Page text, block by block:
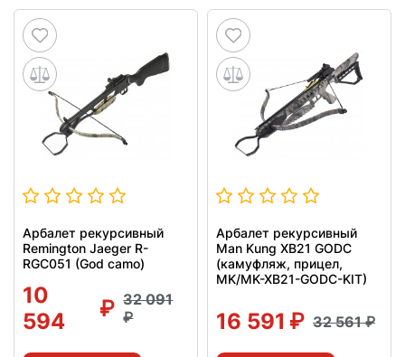
Арбалет рекурсивный
Remington Jaeger R-
RGC051 (God camo)
10
594
32 091
Арбалет рекурсивный
Man Kung XB21 GODC
(камуфляж, прицел,
MK/MK-XB21-GODC-KIT)
16 591 32 561